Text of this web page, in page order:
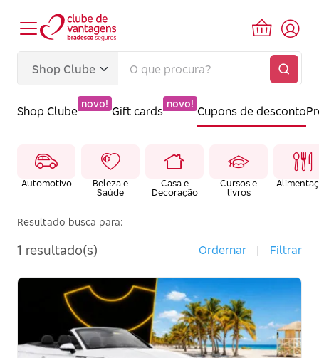
Shop Clube
novo!
Gift cards
novo!
Cupons de desconto
Automotivo
Beleza e
Saúde
Casa e
Decoração
Cursos e
livros
Resultado busca para:
1 resultado(s) Ordernar | Filtrar